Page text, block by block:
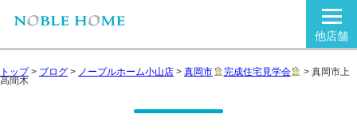
他店舗
トップ> ブログ > ノーブルホーム小山店 > 真岡市 完成住宅見学会 >真岡市上
高間木